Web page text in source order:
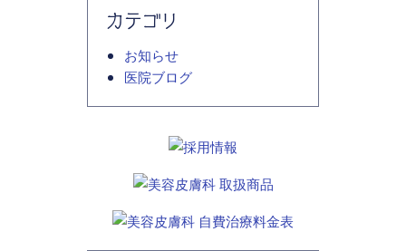
カテゴリ
お知らせ
医院ブログ